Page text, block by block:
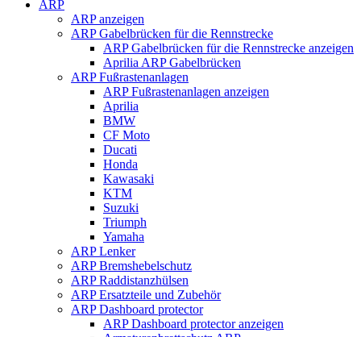
ARP
ARP anzeigen
ARP Gabelbrücken für die Rennstrecke
ARP Gabelbrücken für die Rennstrecke anzeigen
Aprilia ARP Gabelbrücken
ARP Fußrastenanlagen
ARP Fußrastenanlagen anzeigen
Aprilia
BMW
CF Moto
Ducati
Honda
Kawasaki
KTM
Suzuki
Triumph
Yamaha
ARP Lenker
ARP Bremshebelschutz
ARP Raddistanzhülsen
ARP Ersatzteile und Zubehör
ARP Dashboard protector
ARP Dashboard protector anzeigen